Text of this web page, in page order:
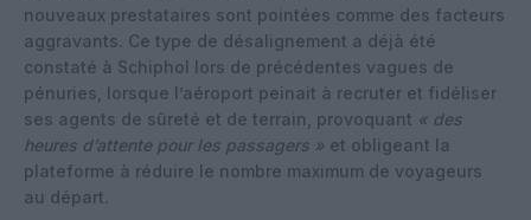
nouveaux prestataires sont pointées comme des facteurs
aggravants. Ce type de désalignement a déjà été
constaté à Schiphol lors de précédentes vagues de
pénuries, lorsque l’aéroport peinait à recruter et fidéliser
ses agents de sûreté et de terrain, provoquant « des
heures d’attente pour les passagers » et obligeant la
plateforme à réduire le nombre maximum de voyageurs
au départ.